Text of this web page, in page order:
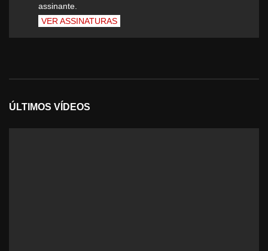
assinante.
VER ASSINATURAS
ÚLTIMOS VÍDEOS